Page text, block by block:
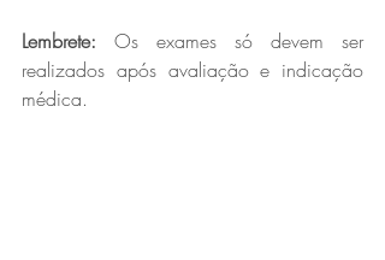
Lembrete: Os exames só devem ser
realizados após avaliação e indicação
médica.